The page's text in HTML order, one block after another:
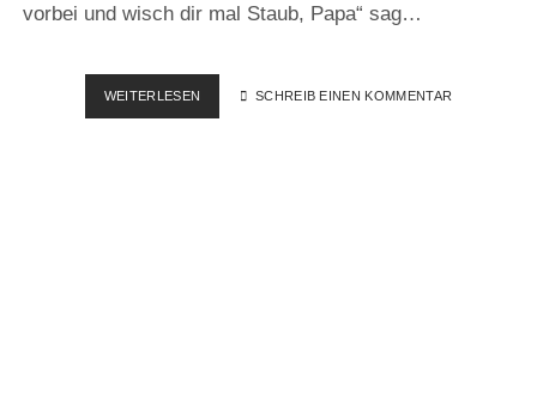
vorbei und wisch dir mal Staub, Papa“ sag…
WEITERLESEN
TRAURIGKEIT
SCHREIB EINEN KOMMENTAR